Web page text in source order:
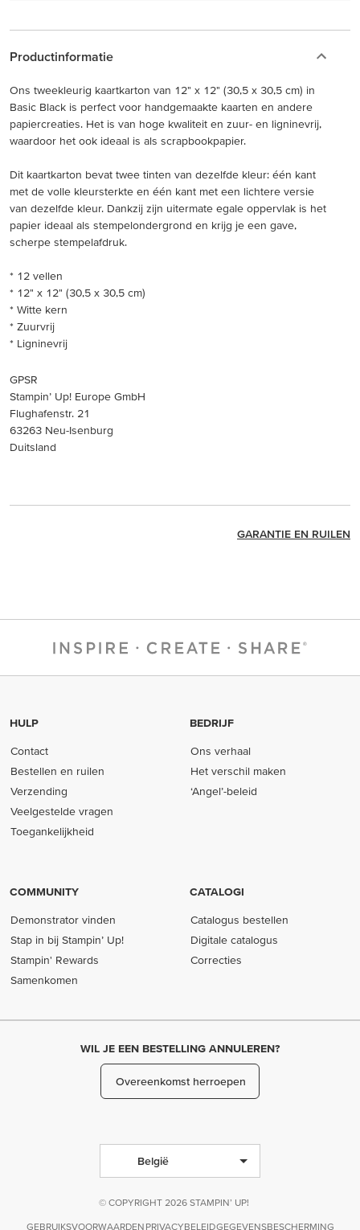
Productinformatie
Ons tweekleurig kaartkarton van 12" x 12" (30,5 x 30,5 cm) in
Basic Black is perfect voor handgemaakte kaarten en andere
papiercreaties. Het is van hoge kwaliteit en zuur- en ligninevrij,
waardoor het ook ideaal is als scrapbookpapier.
Dit kaartkarton bevat twee tinten van dezelfde kleur: één kant
met de volle kleursterkte en één kant met een lichtere versie
van dezelfde kleur. Dankzij zijn uitermate egale oppervlak is het
papier ideaal als stempelondergrond en krijg je een gave,
scherpe stempelafdruk.
* 12 vellen
* 12" x 12" (30,5 x 30,5 cm)
* Witte kern
* Zuurvrij
* Ligninevrij
GPSR
Stampin’ Up! Europe GmbH
Flughafenstr. 21
63263 Neu-Isenburg
Duitsland
GARANTIE EN RUILEN
HULP
Contact
Bestellen en ruilen
Verzending
Veelgestelde vragen
Toegankelijkheid
BEDRIJF
Ons verhaal
Het verschil maken
‘Angel’-beleid
COMMUNITY
Demonstrator vinden
Stap in bij Stampin’ Up!
Stampin' Rewards
Samenkomen
CATALOGI
Catalogus bestellen
Digitale catalogus
Correcties
WIL JE EEN BESTELLING ANNULEREN?
Overeenkomst herroepen
België
© COPYRIGHT 2026 STAMPIN’ UP!
GEBRUIKSVOORWAARDEN PRIVACYBELEIDGEGEVENSBESCHERMING